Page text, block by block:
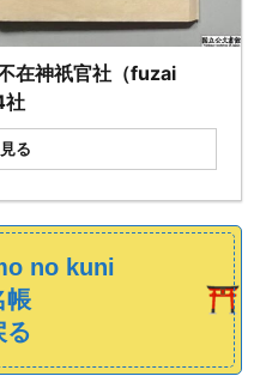
在神祇官社（fuzai
社
る
no kuni
帳
る